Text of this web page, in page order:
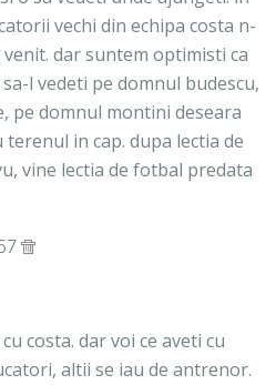
vechi din echipa costa n-
dar suntem optimisti ca
l vedeti pe domnul budescu,
pe domnul montini deseara
in cap. dupa lectia de
vine lectia de fotbal predata
costa. dar voi ce aveti cu
altii se iau de antrenor.